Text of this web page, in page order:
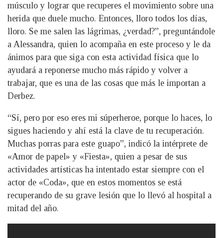
músculo y lograr que recuperes el movimiento sobre una
herida que duele mucho. Entonces, lloro todos los días,
lloro. Se me salen las lágrimas, ¿verdad?”, preguntándole
a Alessandra, quien lo acompaña en este proceso y le da
ánimos para que siga con esta actividad física que lo
ayudará a reponerse mucho más rápido y volver a
trabajar, que es una de las cosas que más le importan a
Derbez.
“Sí, pero por eso eres mi súperheroe, porque lo haces, lo
sigues haciendo y ahí está la clave de tu recuperación.
Muchas porras para este guapo”, indicó la intérprete de
«Amor de papel» y «Fiesta», quien a pesar de sus
actividades artísticas ha intentado estar siempre con el
actor de «Coda», que en estos momentos se está
recuperando de su grave lesión que lo llevó al hospital a
mitad del año.